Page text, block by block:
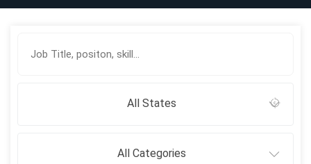
All States
All Categories